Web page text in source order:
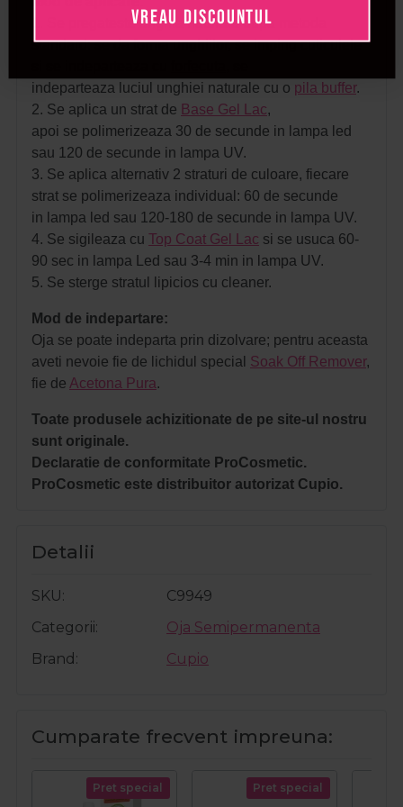
1. Se pregateste unghia naturala dupa metoda
standard: se da forma unghiilor, se imping cuticulele
indeparteaza luciul unghiei naturale cu o pila buffer.
2. Se aplica un strat de Base Gel Lac,
apoi se polimerizeaza 30 de secunde in lampa led
sau 120 de secunde in lampa UV.
3. Se aplica alternativ 2 straturi de culoare, fiecare
strat se polimerizeaza individual: 60 de secunde
in lampa led sau 120-180 de secunde in lampa UV.
4. Se sigileaza cu Top Coat Gel Lac si se usuca 60-
90 sec in lampa Led sau 3-4 min in lampa UV.
5. Se sterge stratul lipicios cu cleaner.
Mod de indepartare:
Oja se poate indeparta prin dizolvare; pentru aceasta
aveti nevoie fie de lichidul special Soak Off Remover,
fie de Acetona Pura.
Toate produsele achizitionate de pe site-ul nostru
sunt originale.
Declaratie de conformitate ProCosmetic.
ProCosmetic este distribuitor autorizat Cupio.
Detalii
SKU
C9949
Categorii
Oja Semipermanenta
Brand
Cupio
Cumparate frecvent impreuna:
Pret special Pret special
VREAU DISCOUNTUL